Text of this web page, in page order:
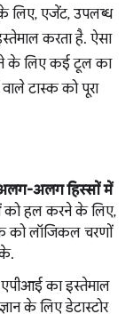
लिए, एजेंट, उपलब्ध
करता है. ऐसा
के लिए कई टूल का
टास्क को पूरा
अलग हिस्सों में
को हल करने के लिए,
को लॉजिकल चरणों
का इस्तेमाल
के लिए डेटास्टोर